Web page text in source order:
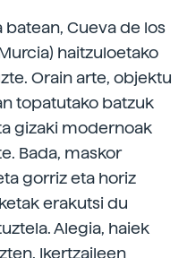
Cueva de los
haitzuloetako
Orain arte, objektu
topatutako batzuk
gizaki modernoak
Bada, maskor
gorriz eta horiz
erakutsi du
Alegia, haiek
Ikertzaileen